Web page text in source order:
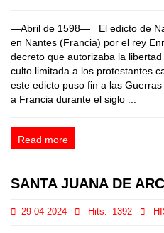
—Abril de 1598— El edicto de
en Nantes (Francia) por el rey
decreto que autorizaba la
culto limitada a los protestantes
este edicto puso fin a las
a Francia durante el siglo ...
Read more
SANTA JUANA DE
29-04-2024 Hits: 1392